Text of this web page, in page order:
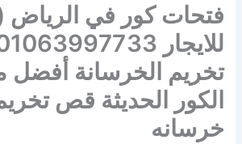
فتحات كور في الرياض
تخريم الخرسانة أفضل
الكور الحديثة قص
خرسانه